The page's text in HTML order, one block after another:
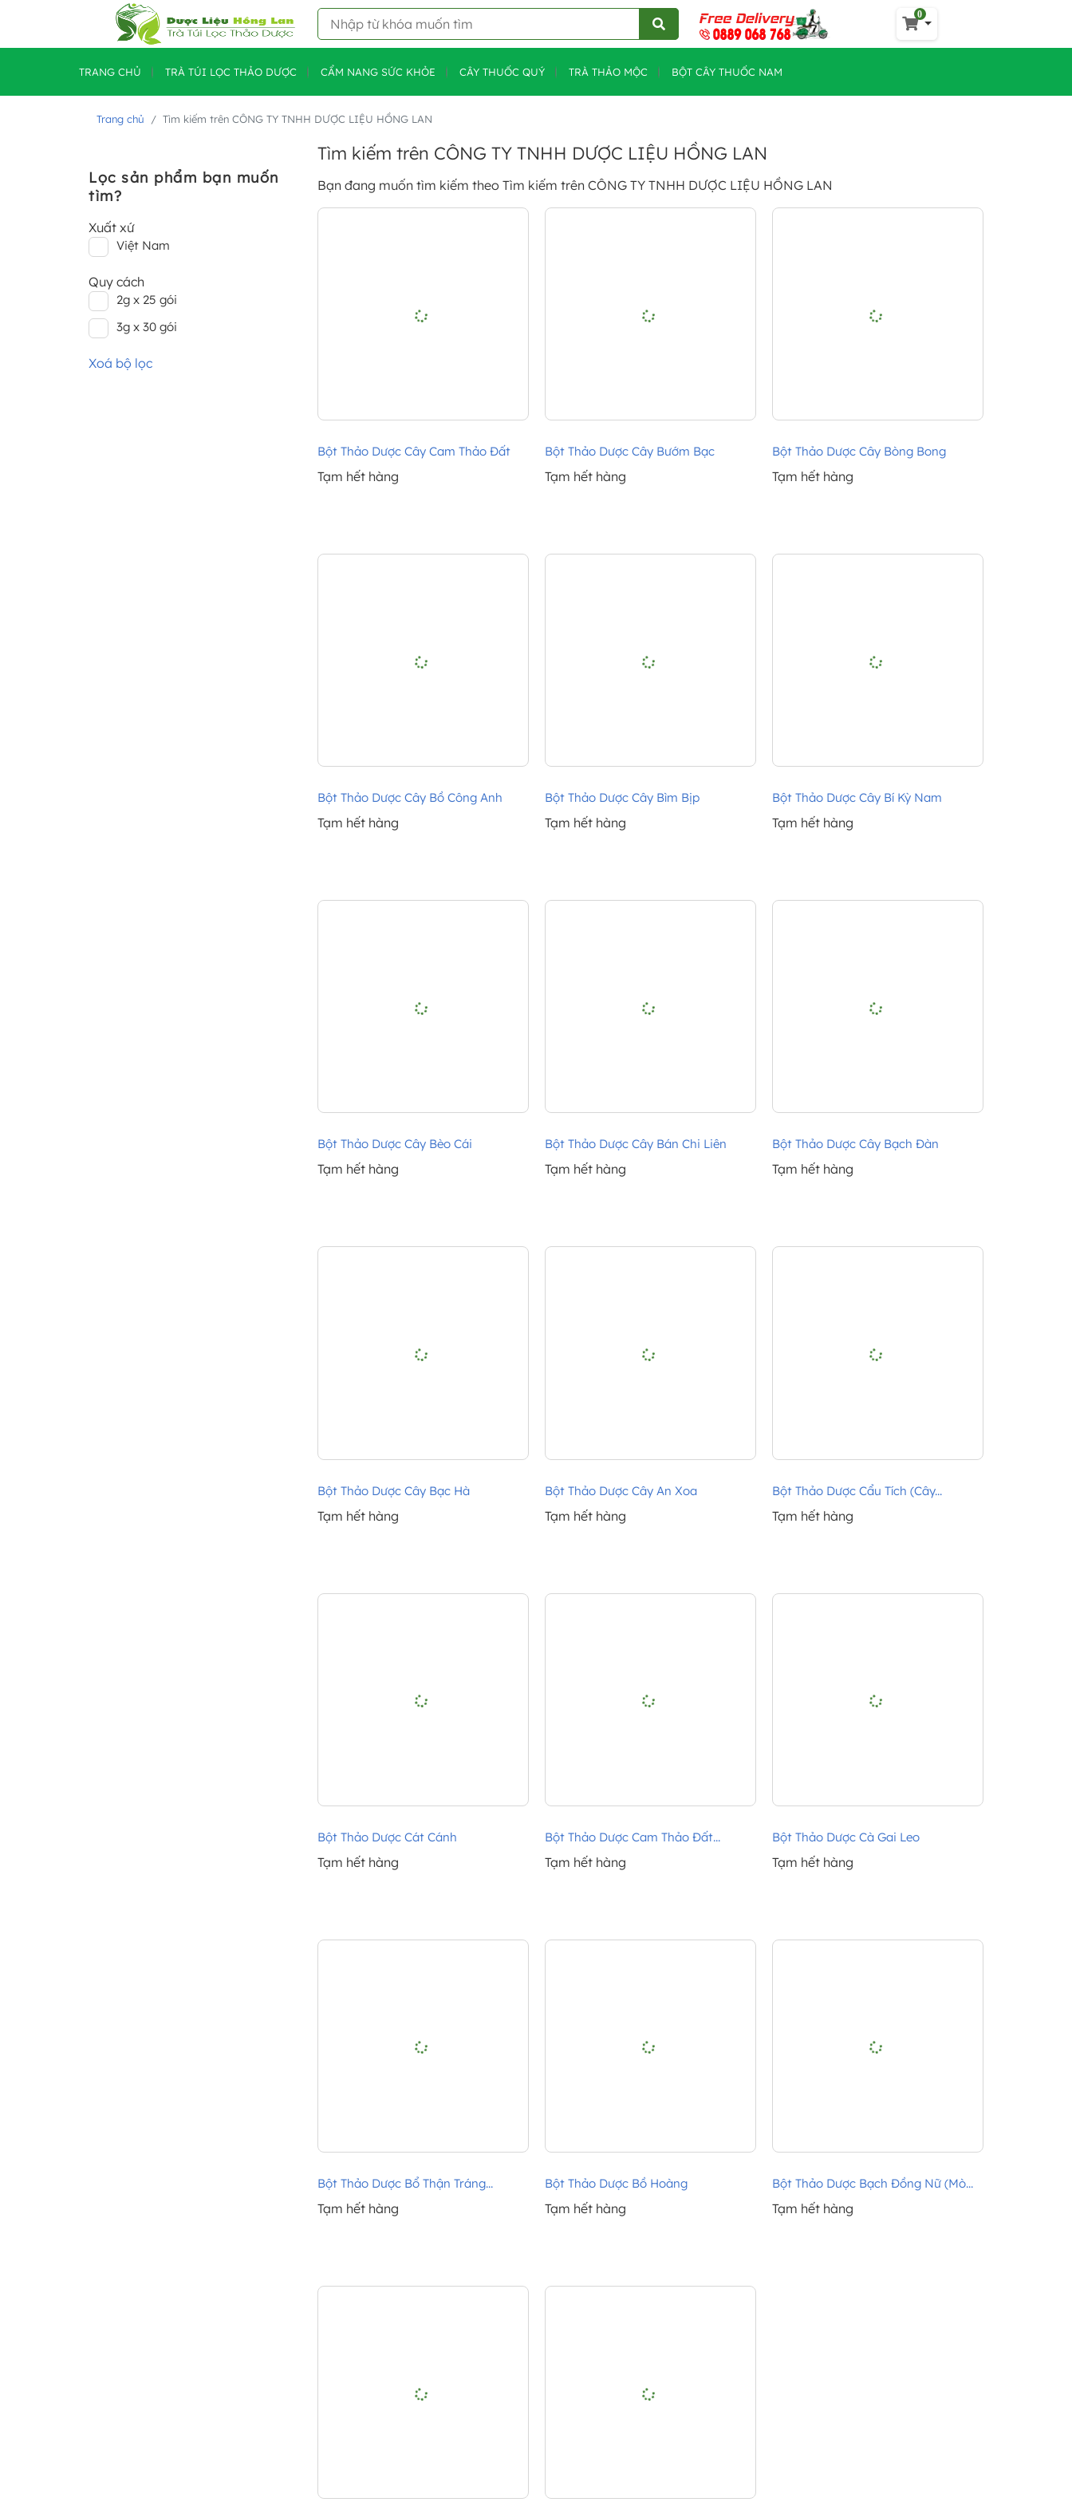
0
TRANG CHỦ TRÀ TÚI LỌC THẢO DƯỢC CẨM NANG SỨC KHỎE CÂY THUỐC QUÝ TRÀ THẢO MỘC BỘT CÂY THUỐC NAM
Trang chủ Tìm kiếm trên CÔNG TY TNHH DƯỢC LIỆU HỒNG LAN
Lọc sản phẩm bạn muốn
tìm?
Xuất xứ
Việt Nam
Quy cách
2g x 25 gói
3g x 30 gói
Xoá bộ lọc
Tìm kiếm trên CÔNG TY TNHH DƯỢC LIỆU HỒNG LAN
Bạn đang muốn tìm kiếm theo Tìm kiếm trên CÔNG TY TNHH DƯỢC LIỆU HỒNG LAN
Bột Thảo Dược Cây Cam Thảo Đất
Tạm hết hàng
Bột Thảo Dược Cây Bướm Bạc
Tạm hết hàng
Bột Thảo Dược Cây Bòng Bong
Tạm hết hàng
Bột Thảo Dược Cây Bồ Công Anh
Tạm hết hàng
Bột Thảo Dược Cây Bìm Bịp
Tạm hết hàng
Bột Thảo Dược Cây Bí Kỳ Nam
Tạm hết hàng
Bột Thảo Dược Cây Bèo Cái
Tạm hết hàng
Bột Thảo Dược Cây Bán Chi Liên
Tạm hết hàng
Bột Thảo Dược Cây Bạch Đàn
Tạm hết hàng
Bột Thảo Dược Cây Bạc Hà
Tạm hết hàng
Bột Thảo Dược Cây An Xoa
Tạm hết hàng
Bột Thảo Dược Cẩu Tích (Cây...
Tạm hết hàng
Bột Thảo Dược Cát Cánh
Tạm hết hàng
Bột Thảo Dược Cam Thảo Đất...
Tạm hết hàng
Bột Thảo Dược Cà Gai Leo
Tạm hết hàng
Bột Thảo Dược Bổ Thận Tráng...
Tạm hết hàng
Bột Thảo Dược Bồ Hoàng
Tạm hết hàng
Bột Thảo Dược Bạch Đồng Nữ (Mò...
Tạm hết hàng